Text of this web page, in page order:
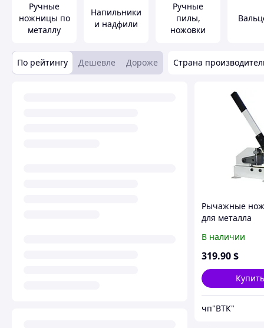
Ручные
ножницы по
металлу
Напильники
и надфили
Ручные
пилы,
ножовки
По рейтингу Дешевле Дороже Страна
Рычажные
для металла
В наличии
319.90$
Купить
чп"ВТК"